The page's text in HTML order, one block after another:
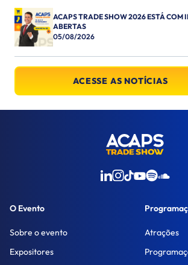
ACAPS TRADE SHOW 2026 ESTÁ COM
ABERTAS
05/08/2026
ACESSE AS NOTÍCIAS
O Evento
Sobre o evento
Expositores
Atrações